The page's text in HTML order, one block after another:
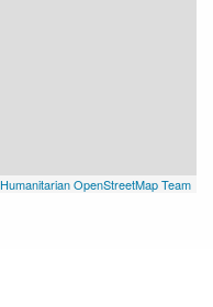
Humanitarian OpenStreetMap Team